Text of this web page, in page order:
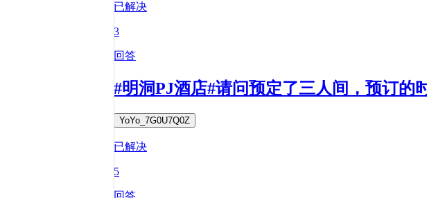
已解决
3
回答
#明洞PJ酒店#请问预定了三人间，预订的
YoYo_7G0U7Q0Z
已解决
5